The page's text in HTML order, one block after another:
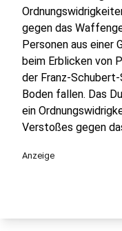
gegen das
Personen aus einer
beim Erblicken von
der Franz-
Boden fallen. Das
ein
Verstoßes gegen
Anzeige